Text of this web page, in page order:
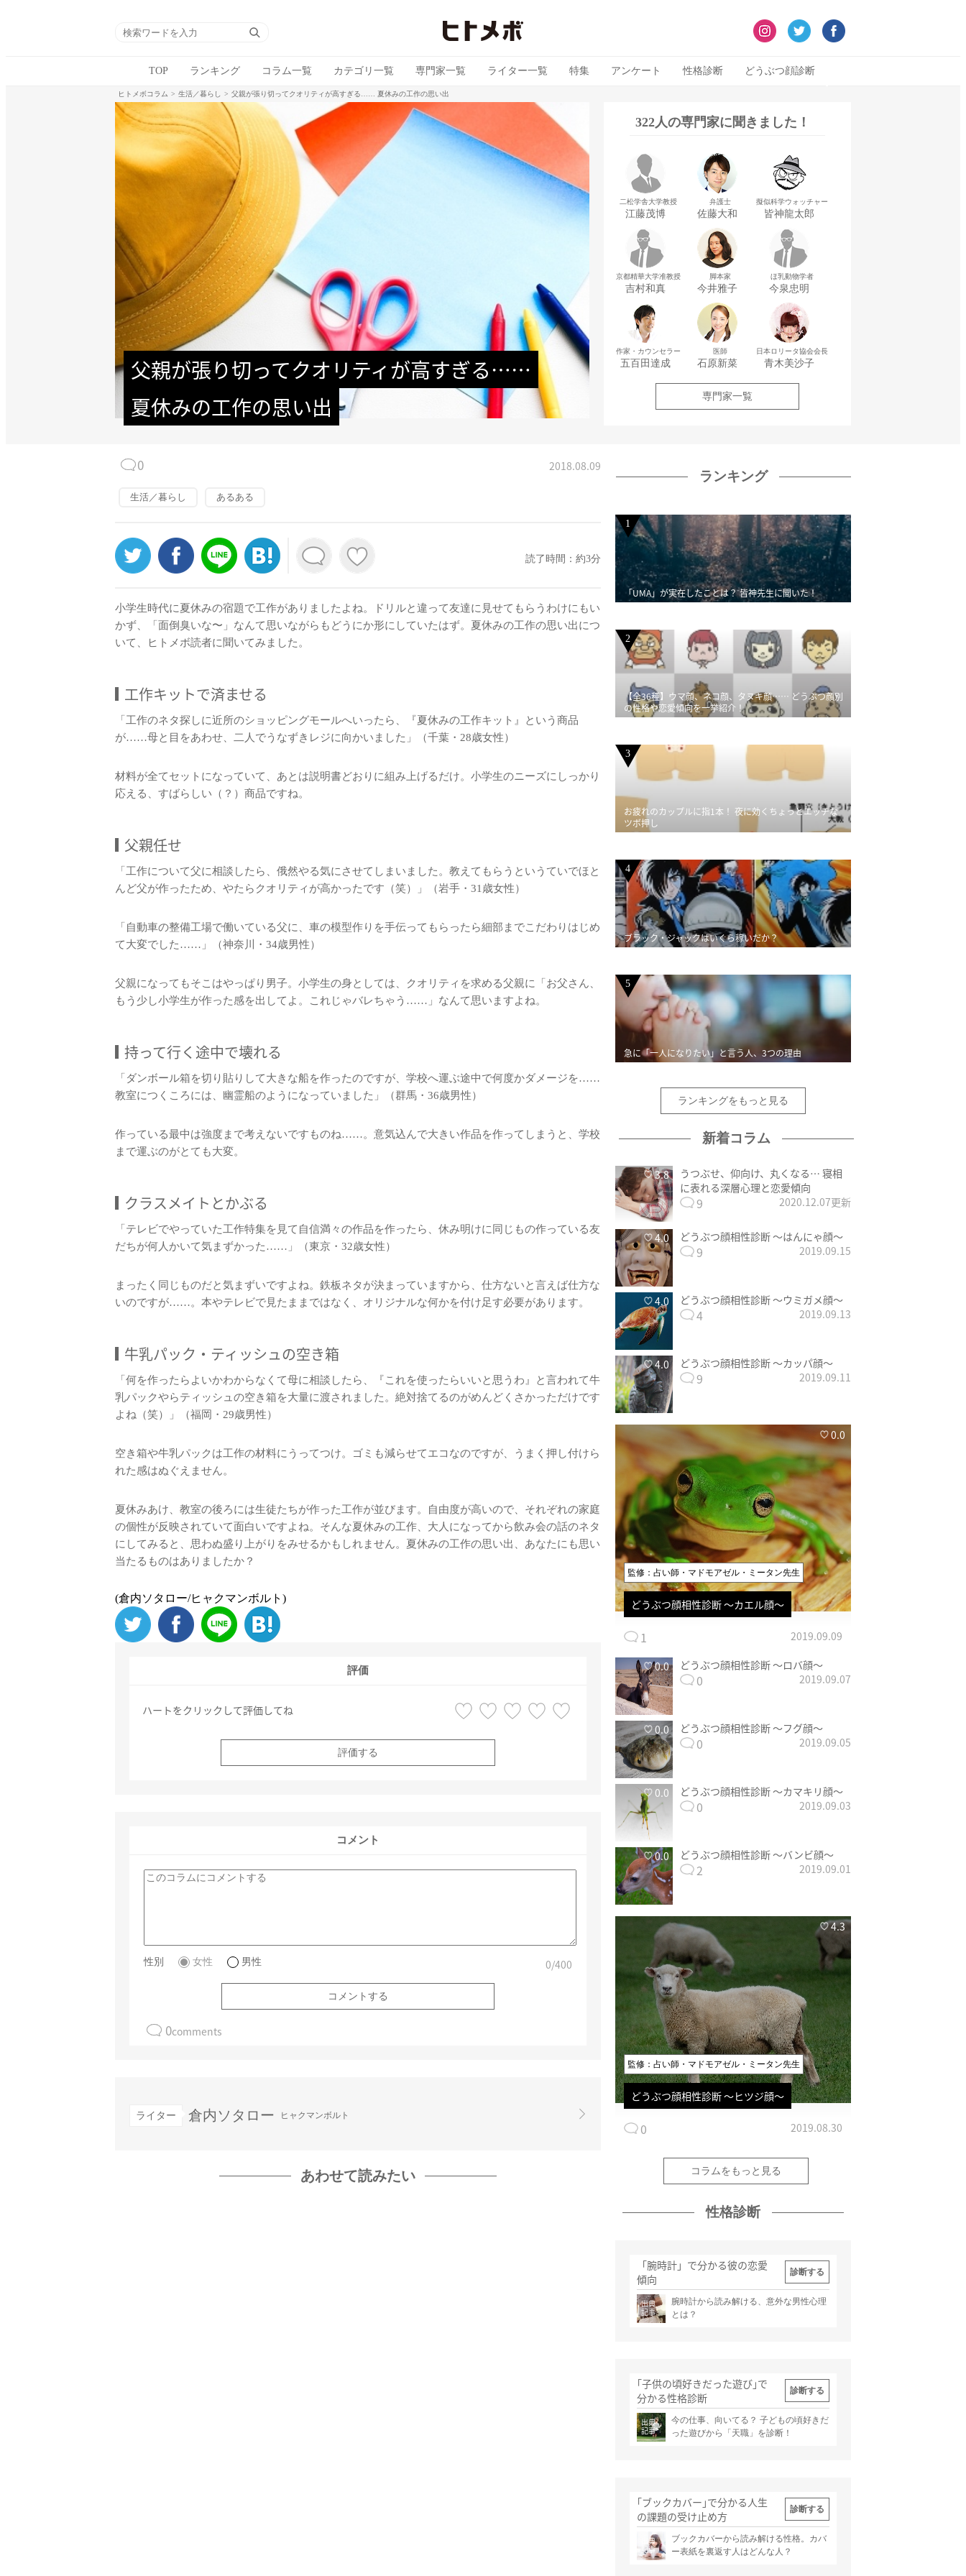
TOP ランキング コラム一覧 カテゴリ一覧 専門家一覧 ライター一覧 特集 アンケート 性格診断 どうぶつ顔診断
ヒトメボコラム 生活／暮らし 父親が張り切ってクオリティが高すぎる…… 夏休みの工作の思い出
父親が張り切ってクオリティが高すぎる……
夏休みの工作の思い出
322人の専門家に聞きました！
二松学舎大学教授
江藤茂博
弁護士
佐藤大和
擬似科学ウォッチャー
皆神龍太郎
京都精華大学准教授
吉村和真
脚本家
今井雅子
ほ乳動物学者
今泉忠明
作家・カウンセラー
五百田達成
医師
石原新菜
日本ロリータ協会会長
青木美沙子
専門家一覧
0 2018.08.09
生活／暮らし あるある
読了時間：約3分
小学生時代に夏休みの宿題で工作がありましたよね。ドリルと違って友達に見せてもらうわけにもい
かず、「面倒臭いな〜」なんて思いながらもどうにか形にしていたはず。夏休みの工作の思い出につ
いて、ヒトメボ読者に聞いてみました。
工作キットで済ませる
「工作のネタ探しに近所のショッピングモールへいったら、『夏休みの工作キット』という商品
が……母と目をあわせ、二人でうなずきレジに向かいました」（千葉・28歳女性）
材料が全てセットになっていて、あとは説明書どおりに組み上げるだけ。小学生のニーズにしっかり
応える、すばらしい（？）商品ですね。
父親任せ
「工作について父に相談したら、俄然やる気にさせてしまいました。教えてもらうというていでほと
んど父が作ったため、やたらクオリティが高かったです（笑）」（岩手・31歳女性）
「自動車の整備工場で働いている父に、車の模型作りを手伝ってもらったら細部までこだわりはじめ
て大変でした……」（神奈川・34歳男性）
父親になってもそこはやっぱり男子。小学生の身としては、クオリティを求める父親に「お父さん、
もう少し小学生が作った感を出してよ。これじゃバレちゃう……」なんて思いますよね。
持って行く途中で壊れる
「ダンボール箱を切り貼りして大きな船を作ったのですが、学校へ運ぶ途中で何度かダメージを……
教室につくころには、幽霊船のようになっていました」（群馬・36歳男性）
作っている最中は強度まで考えないですものね……。意気込んで大きい作品を作ってしまうと、学校
まで運ぶのがとても大変。
クラスメイトとかぶる
「テレビでやっていた工作特集を見て自信満々の作品を作ったら、休み明けに同じもの作っている友
だちが何人かいて気まずかった……」（東京・32歳女性）
まったく同じものだと気まずいですよね。鉄板ネタが決まっていますから、仕方ないと言えば仕方な
いのですが……。本やテレビで見たままではなく、オリジナルな何かを付け足す必要があります。
牛乳パック・ティッシュの空き箱
「何を作ったらよいかわからなくて母に相談したら、『これを使ったらいいと思うわ』と言われて牛
乳パックやらティッシュの空き箱を大量に渡されました。絶対捨てるのがめんどくさかっただけです
よね（笑）」（福岡・29歳男性）
空き箱や牛乳パックは工作の材料にうってつけ。ゴミも減らせてエコなのですが、うまく押し付けら
れた感はぬぐえません。
夏休みあけ、教室の後ろには生徒たちが作った工作が並びます。自由度が高いので、それぞれの家庭
の個性が反映されていて面白いですよね。そんな夏休みの工作、大人になってから飲み会の話のネタ
にしてみると、思わぬ盛り上がりをみせるかもしれません。夏休みの工作の思い出、あなたにも思い
当たるものはありましたか？
(倉内ソタロー/ヒャクマンボルト)
評価
ハートをクリックして評価してね
評価する
コメント
性別 女性 男性 0/400
0comments
ライター 倉内ソタロー ヒャクマンボルト
あわせて読みたい
ランキング
1
「UMA」が実在したことは？ 皆神先生に聞いた！
2
【全36種】ウマ顔、ネコ顔、タヌキ顔…… どうぶつ顔別
の性格や恋愛傾向を一挙紹介！
3
お疲れのカップルに指1本！ 夜に効くちょっとエッチな
ツボ押し
4
ブラック・ジャックはいくら稼いだか？
5
急に「一人になりたい」と言う人、3つの理由
ランキングをもっと見る
新着コラム
3.8
うつぶせ、仰向け、丸くなる… 寝相
に表れる深層心理と恋愛傾向
9 2020.12.07更新
4.0 どうぶつ顔相性診断 〜はんにゃ顔〜
9 2019.09.15
4.0 どうぶつ顔相性診断 〜ウミガメ顔〜
4 2019.09.13
4.0 どうぶつ顔相性診断 〜カッパ顔〜
9 2019.09.11
0.0
監修：占い師・マドモアゼル・ミータン先生
どうぶつ顔相性診断 〜カエル顔〜
1 2019.09.09
0.0 どうぶつ顔相性診断 〜ロバ顔〜
0 2019.09.07
0.0 どうぶつ顔相性診断 〜フグ顔〜
0 2019.09.05
0.0 どうぶつ顔相性診断 〜カマキリ顔〜
0 2019.09.03
0.0 どうぶつ顔相性診断 〜バンビ顔〜
2 2019.09.01
4.3
監修：占い師・マドモアゼル・ミータン先生
どうぶつ顔相性診断 〜ヒツジ顔〜
0 2019.08.30
コラムをもっと見る
性格診断
「腕時計」で分かる彼の恋愛
傾向
診断する
出典
記事
腕時計から読み解ける、意外な男性心理
とは？
｢子供の頃好きだった遊び｣で
分かる性格診断
診断する
出典
記事
今の仕事、向いてる？ 子どもの頃好きだ
った遊びから「天職」を診断！
｢ブックカバー｣で分かる人生
の課題の受け止め方
診断する
出典
記事
ブックカバーから読み解ける性格。カバ
ー表紙を裏返す人はどんな人？